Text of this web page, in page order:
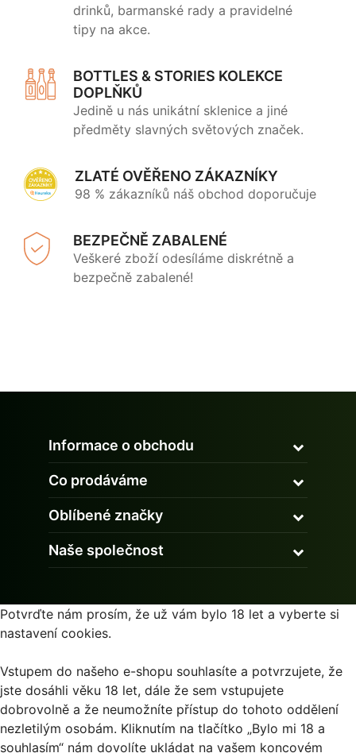
drinků, barmanské rady a pravidelné
tipy na akce.
BOTTLES & STORIES KOLEKCE
DOPLŇKŮ
Jedině u nás unikátní sklenice a jiné
předměty slavných světových značek.
ZLATÉ OVĚŘENO ZÁKAZNÍKY
98 % zákazníků náš obchod doporučuje
BEZPEČNĚ ZABALENÉ
Veškeré zboží odesíláme diskrétně a
bezpečně zabalené!
Informace o obchodu
Co prodáváme
Oblíbené značky
Naše společnost
Potvrďte nám prosím, že už vám bylo 18 let a vyberte si
nastavení cookies.
Vstupem do našeho e-shopu souhlasíte a potvrzujete, že
jste dosáhli věku 18 let, dále že sem vstupujete
dobrovolně a že neumožníte přístup do tohoto oddělení
nezletilým osobám. Kliknutím na tlačítko „Bylo mi 18 a
souhlasím“ nám dovolíte ukládat na vašem koncovém